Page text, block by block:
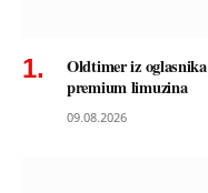
Oldtimer iz
premium limuzina
09.08.2026